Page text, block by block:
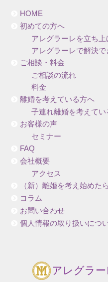
HOME
初めての方へ
アレグラーレを立ち上
アレグラーレで解決で
ご相談・料金
ご相談の流れ
料金
離婚を考えている方へ
子連れ離婚を考えてい
お客様の声
セミナー
FAQ
会社概要
アクセス
（新）離婚を考え始めた
コラム
お問い合わせ
個人情報の取り扱いにつ
アレグラー